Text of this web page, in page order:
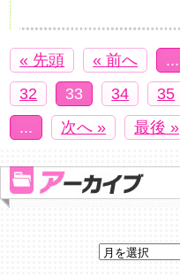
« 先頭 « 前へ ...
32
33 34 35
...
次へ » 最後 »